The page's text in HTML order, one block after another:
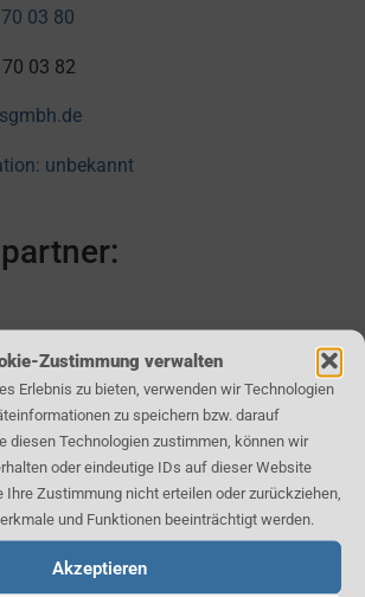
Zustimmung verwalten
Erlebnis zu bieten, verwenden wir Technologien
zu speichern bzw. darauf
diesen Technologien zustimmen, können wir
oder eindeutige IDs auf dieser Website
Ihre Zustimmung nicht erteilen oder zurückziehen,
und Funktionen beeinträchtigt werden.
Akzeptieren
03 80
03 82
unbekannt
31 78 100
03 82